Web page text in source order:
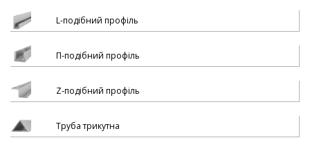
L-подібний профіль
П-подібний профіль
Z-подібний профіль
Труба трикутна